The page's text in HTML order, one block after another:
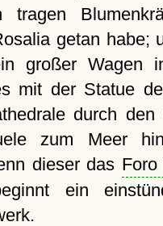
tragen
getan habe;
großer Wagen
mit der Statue
durch den
zum Meer
dieser das Foro
ein